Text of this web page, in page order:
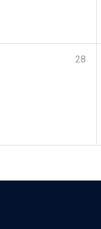
28